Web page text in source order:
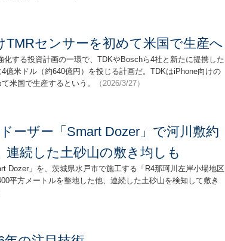
TMRセンサーを初めて米国で生産へ
化する投資計画の一環で、TDKやBoschら4社と新たに提携した
億米ドル（約640億円）を投じる計画だ。TDKはiPhone向けの
米国で生産するという。
（2026/3/27）
ーザー「Smart Dozer」で河川敷約
連続した土砂山の敷き均しも
Dozer」を、茨城県水戸市で施工する「R4那珂川左岸小場地区
平方メートルを整地した他、連続した土砂山を検知して敷き